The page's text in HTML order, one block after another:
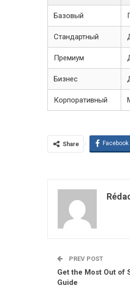
Базовый
Стандартный
Премиум
Бизнес
Корпоративный
Share Facebook
PREV POST
Get the Most Out of
Guide